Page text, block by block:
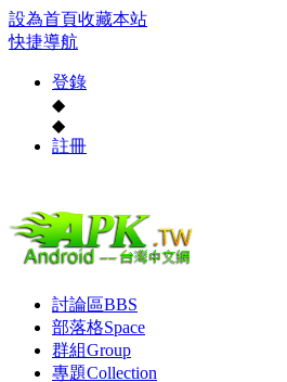
設為首頁收藏本站
快捷導航
登錄
◆
◆
註冊
討論區BBS
部落格Space
群組Group
專題Collection